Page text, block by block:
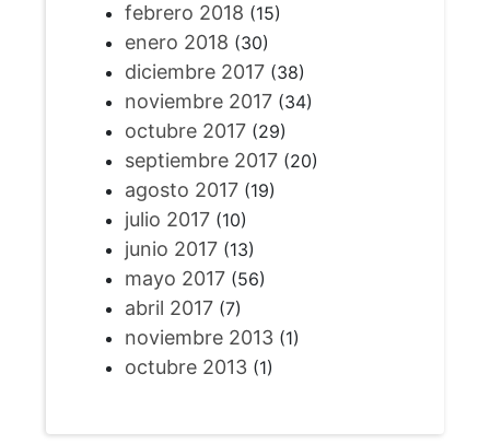
febrero 2018 (15)
enero 2018 (30)
diciembre 2017(38)
noviembre 2017(34)
octubre 2017(29)
septiembre 2017(20)
agosto 2017(19)
julio 2017(10)
junio 2017(13)
mayo 2017(56)
abril 2017(7)
noviembre 2013(1)
octubre 2013(1)